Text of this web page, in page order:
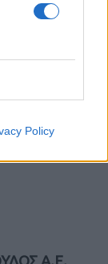
Policy